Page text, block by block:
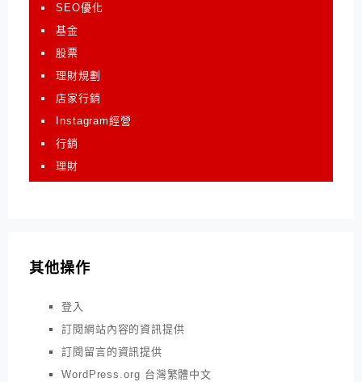
SEO優化
基金
股票
理財規劃
店家行銷
Instagram經營
行銷
理財
其他操作
登入
訂閱網站內容的資訊提供
訂閱留言的資訊提供
WordPress.org 台灣繁體中文